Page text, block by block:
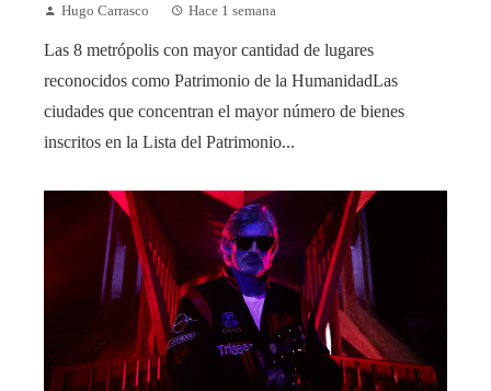
Hugo Carrasco Hace 1 semana
Las 8 metrópolis con mayor cantidad de lugares
reconocidos como Patrimonio de la HumanidadLas
ciudades que concentran el mayor número de bienes
inscritos en la Lista del Patrimonio...